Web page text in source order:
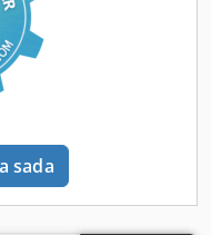
sada